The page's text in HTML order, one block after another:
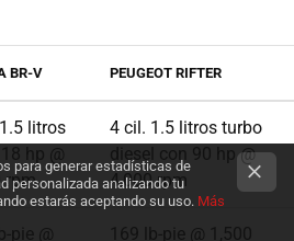
BR-V PEUGEOT RIFTER
litros
hp @
rpm
4 cil. 1.5 litros turbo
diesel con 90 hp @
4,000 rpm
pie @ 169 lb-pie @ 1,500
para generar estadísticas de
personalizada analizando tu
estarás aceptando su uso. Más